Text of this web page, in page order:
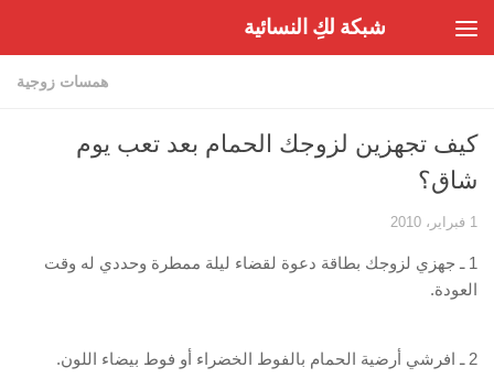
شبكة لكِ النسائية
همسات زوجية
كيف تجهزين لزوجك الحمام بعد تعب يوم
شاق؟
1 فبراير، 2010
1 ـ جهزي لزوجك بطاقة دعوة لقضاء ليلة ممطرة وحددي له وقت
العودة.
2 ـ افرشي أرضية الحمام بالفوط الخضراء أو فوط بيضاء اللون.